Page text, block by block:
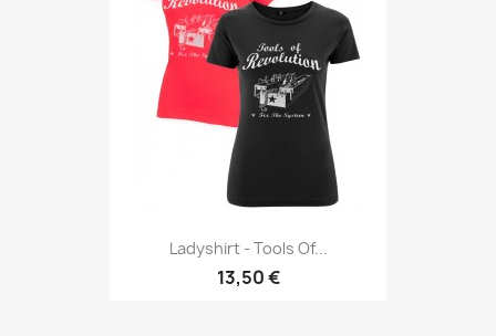
Ladyshirt - Tools Of...
13,50 €